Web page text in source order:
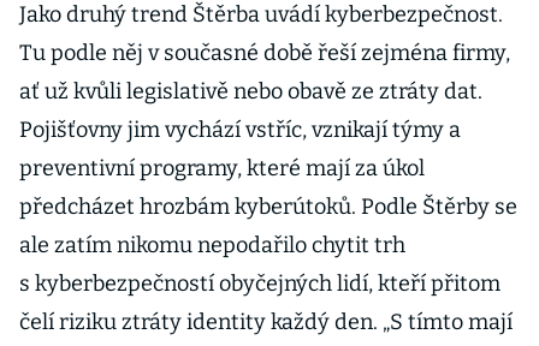
Jako druhý trend Štěrba uvádí kyberbezpečnost.
Tu podle něj v současné době řeší zejména firmy,
ať už kvůli legislativě nebo obavě ze ztráty dat.
Pojišťovny jim vychází vstříc, vznikají týmy a
preventivní programy, které mají za úkol
předcházet hrozbám kyberútoků. Podle Štěrby se
ale zatím nikomu nepodařilo chytit trh
s kyberbezpečností obyčejných lidí, kteří přitom
čelí riziku ztráty identity každý den. „S tímto mají